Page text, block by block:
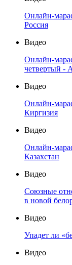
Онлайн-
Россия
Видео
Онлайн-
четвертый -
Видео
Онлайн-
Киргизия
Видео
Онлайн-
Казахстан
Видео
Союзные
в новой
Видео
Упадет ли
Видео